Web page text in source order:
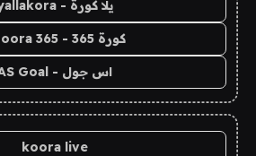
يلا كورة - yallakora
كورة 365 - kooora 365
اس جول - AS Goal
koora live